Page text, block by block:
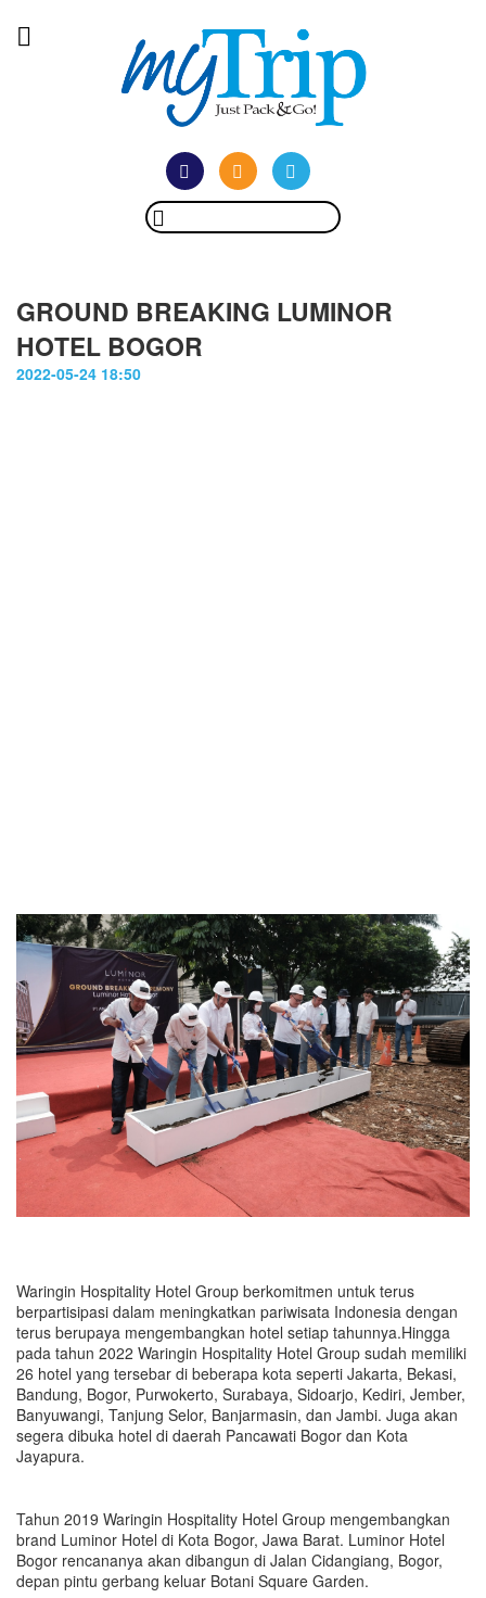
GROUND BREAKING LUMINOR
HOTEL BOGOR
2022-05-24 18:50
Waringin Hospitality Hotel Group berkomitmen untuk terus
berpartisipasi dalam meningkatkan pariwisata Indonesia dengan
terus berupaya mengembangkan hotel setiap tahunnya.Hingga
pada tahun 2022 Waringin Hospitality Hotel Group sudah memiliki
26 hotel yang tersebar di beberapa kota seperti Jakarta, Bekasi,
Bandung, Bogor, Purwokerto, Surabaya, Sidoarjo, Kediri, Jember,
Banyuwangi, Tanjung Selor, Banjarmasin, dan Jambi. Juga akan
segera dibuka hotel di daerah Pancawati Bogor dan Kota
Jayapura.
Tahun 2019 Waringin Hospitality Hotel Group mengembangkan
brand Luminor Hotel di Kota Bogor, Jawa Barat. Luminor Hotel
Bogor rencananya akan dibangun di Jalan Cidangiang, Bogor,
depan pintu gerbang keluar Botani Square Garden.